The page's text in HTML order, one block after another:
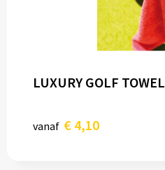
LUXURY GOLF TOWEL
vanaf € 4,10